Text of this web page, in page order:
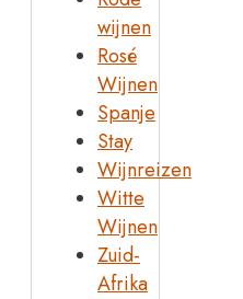
wijnen
Rosé
Wijnen
Spanje
Stay
Wijnreizen
Witte
Wijnen
Zuid-
Afrika